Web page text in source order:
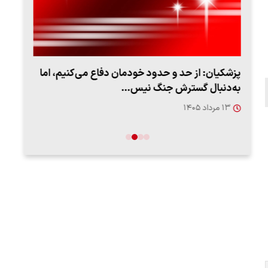
پزشکیان: از حد و حدود خودمان دفاع می‌کنیم، اما
به‌دنبال گسترش جنگ نیس…
۱۳ مرداد ۱۴۰۵